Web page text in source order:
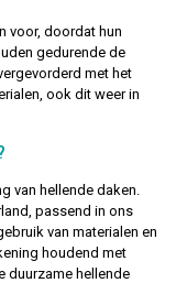
voor, doordat hun
gedurende de
met het
ook dit weer in
van hellende daken.
passend in ons
van materialen en
houdend met
duurzame hellende